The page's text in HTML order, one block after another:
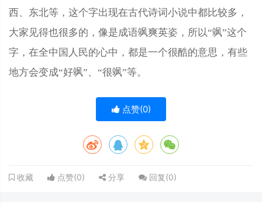
西、东北等，这个字出现在古代诗词小说中都比较多，
大家见得也很多的，像是成语飒爽英姿，所以“飒”这个
字，在全中国人民的心中，都是一个很酷的意思，有些
地方会变成“好飒”、“很飒”等。
点赞(0)
收藏 点赞(0) 分享 回复(0)